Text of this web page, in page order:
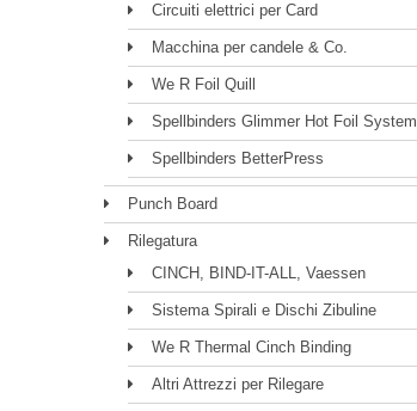
Circuiti elettrici per Card
Macchina per candele & Co.
We R Foil Quill
Spellbinders Glimmer Hot Foil System
Spellbinders BetterPress
Punch Board
Rilegatura
CINCH, BIND-IT-ALL, Vaessen
Sistema Spirali e Dischi Zibuline
We R Thermal Cinch Binding
Altri Attrezzi per Rilegare